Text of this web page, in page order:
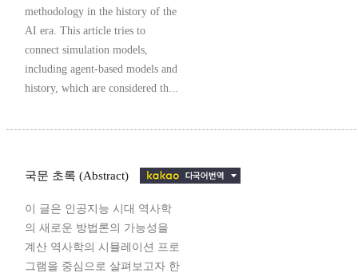
methodology in the history of the
AI era. This article tries to
connect simulation models,
including agent-based models and
history, which are considered th...
국문 초록 (Abstract)
이 글은 인공지능 시대 역사학
의 새로운 방법론의 가능성을
계산 역사학의 시뮬레이션 프로
그램을 중심으로 살펴보고자 한